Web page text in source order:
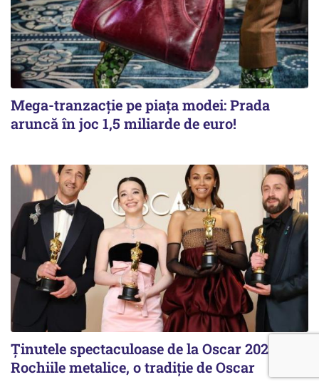
Mega-tranzacție pe piața modei: Prada
aruncă în joc 1,5 miliarde de euro!
Ținutele spectaculoase de la Oscar 2025:
Rochiile metalice, o tradiție de Oscar